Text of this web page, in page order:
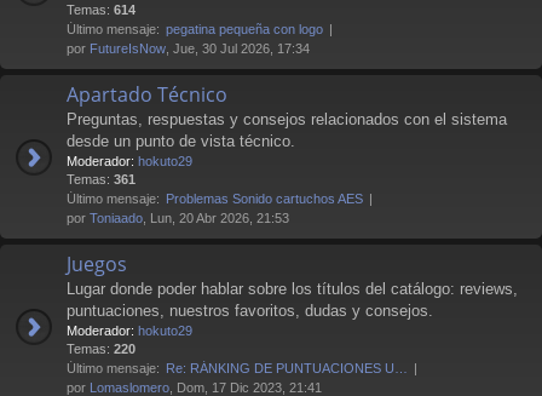
Temas: 614
Último mensaje: pegatina pequeña con logo
por FutureIsNow , Jue, 30 Jul 2026, 17:34
Apartado Técnico
Preguntas, respuestas y consejos relacionados con el sistema
desde un punto de vista técnico.
Moderador: hokuto29
Temas: 361
Último mensaje: Problemas Sonido cartuchos AES
por Toniaado , Lun, 20 Abr 2026, 21:53
Juegos
Lugar donde poder hablar sobre los títulos del catálogo: reviews,
puntuaciones, nuestros favoritos, dudas y consejos.
Moderador: hokuto29
Temas: 220
Último mensaje: Re: RÁNKING DE PUNTUACIONES U…
por Lomaslomero , Dom, 17 Dic 2023, 21:41